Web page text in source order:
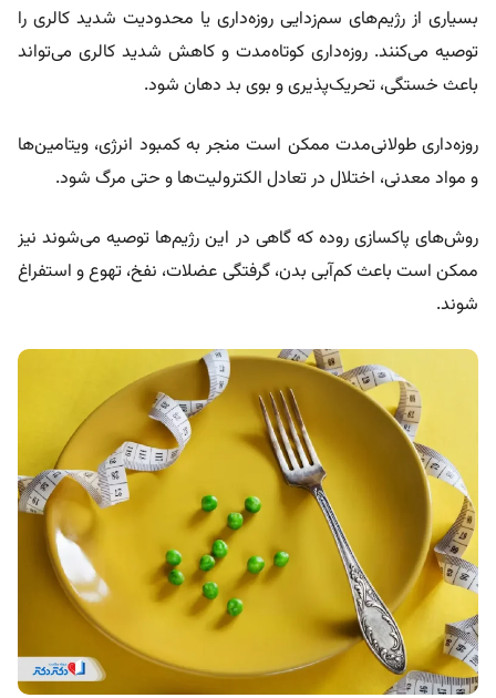
بسیاری از رژیم‌های سم‌زدایی روزه‌داری یا محدودیت شدید کالری را
توصیه می‌کنند. روزه‌داری کوتاه‌مدت و کاهش شدید کالری می‌تواند
باعث خستگی، تحریک‌پذیری و بوی بد دهان شود.
روزه‌داری طولانی‌مدت ممکن است منجر به کمبود انرژی، ویتامین‌ها
و مواد معدنی، اختلال در تعادل الکترولیت‌ها و حتی مرگ شود.
روش‌های پاکسازی روده که گاهی در این رژیم‌ها توصیه می‌شوند نیز
ممکن است باعث کم‌آبی بدن، گرفتگی عضلات، نفخ، تهوع و استفراغ
شوند.